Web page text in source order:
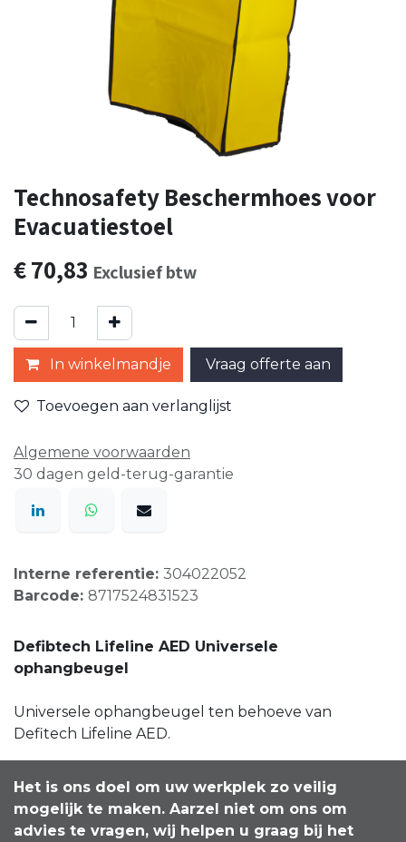
Technosafety Beschermhoes voor
Evacuatiestoel
€70,83 Exclusief btw
In winkelmandje Vraag offerte aan
Toevoegen aan verlanglijst
Algemene voorwaarden
30 dagen geld-terug-garantie
Interne referentie: 304022052
Barcode: 8717524831523
Defibtech Lifeline AED Universele
ophangbeugel
Universele ophangbeugel ten behoeve van
Defitech Lifeline AED.
Het is ons doel om uw werkplek zo veilig
mogelijk te maken. Aarzel niet om ons om
advies te vragen, wij helpen u graag bij het